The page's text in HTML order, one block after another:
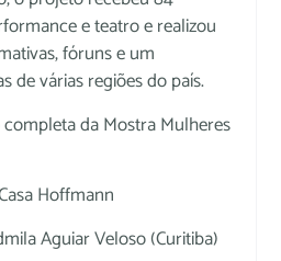
e teatro e realizou
fóruns e um
de várias regiões do país.
da Mostra Mulheres
Hoffmann
Aguiar Veloso (Curitiba)